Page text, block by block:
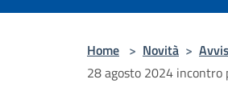
Home > Novità >
28 agosto 2024 incontro